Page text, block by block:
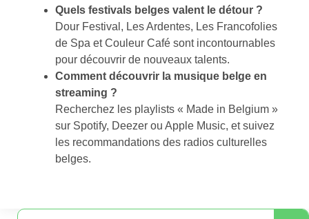
Quels festivals belges valent le détour ?
Dour Festival, Les Ardentes, Les Francofolies
de Spa et Couleur Café sont incontournables
pour découvrir de nouveaux talents.
Comment découvrir la musique belge en
streaming ?
Recherchez les playlists « Made in Belgium »
sur Spotify, Deezer ou Apple Music, et suivez
les recommandations des radios culturelles
belges.